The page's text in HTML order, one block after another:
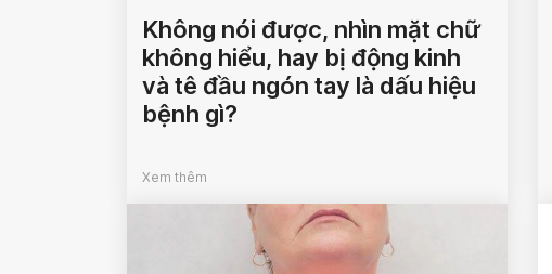
Không nói được, nhìn mặt chữ
không hiểu, hay bị động kinh
và tê đầu ngón tay là dấu hiệu
bệnh gì?
Xem thêm